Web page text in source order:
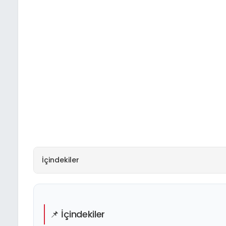
İçindekiler
📌 İçindekiler